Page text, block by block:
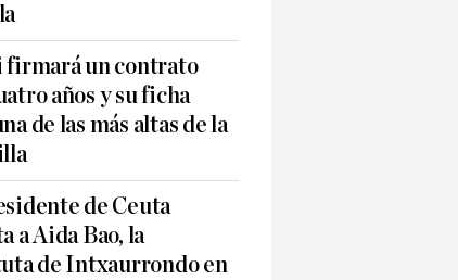
firmará un contrato
años y su ficha
de las más altas de la
de Ceuta
a Aida Bao, la
de Intxaurrondo en